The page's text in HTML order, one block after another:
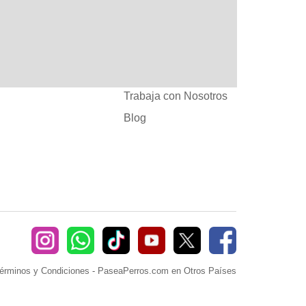
Trabaja con Nosotros
Blog
y Condiciones - PaseaPerros.com en Otros Países